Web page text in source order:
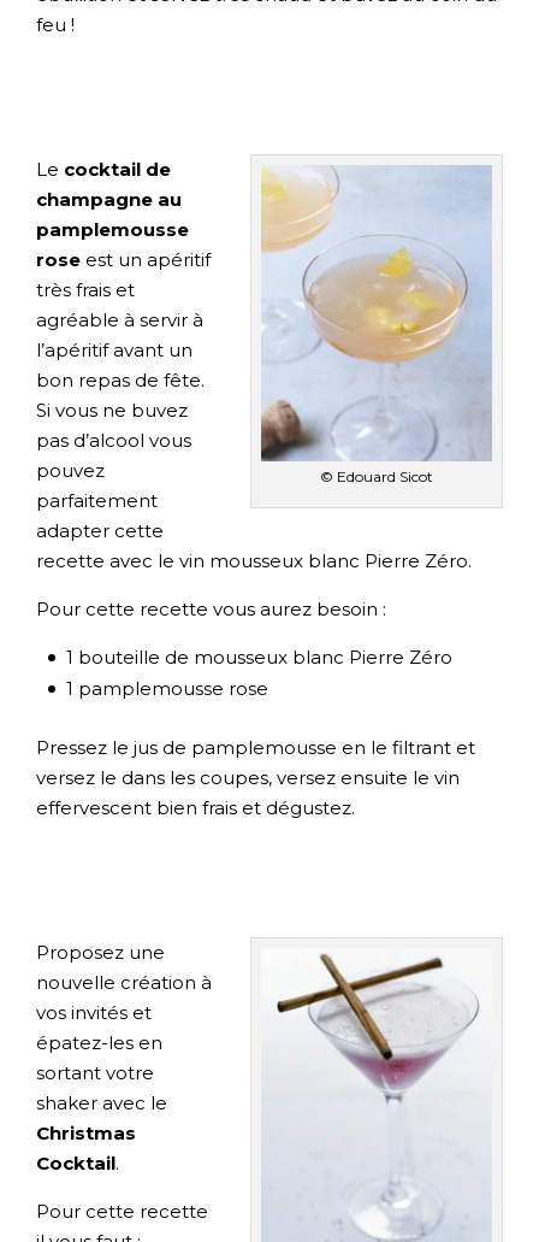
feu !
© Edouard Sicot
Le cocktail de
champagne au
pamplemousse
rose est un apéritif
très frais et
agréable à servir à
l’apéritif avant un
bon repas de fête.
Si vous ne buvez
pas d’alcool vous
pouvez
parfaitement
adapter cette
recette avec le vin mousseux blanc Pierre Zéro.
Pour cette recette vous aurez besoin :
1 bouteille de mousseux blanc Pierre Zéro
1 pamplemousse rose
Pressez le jus de pamplemousse en le filtrant et
versez le dans les coupes, versez ensuite le vin
effervescent bien frais et dégustez.
Proposez une
nouvelle création à
vos invités et
épatez-les en
sortant votre
shaker avec le
Christmas
Cocktail.
Pour cette recette